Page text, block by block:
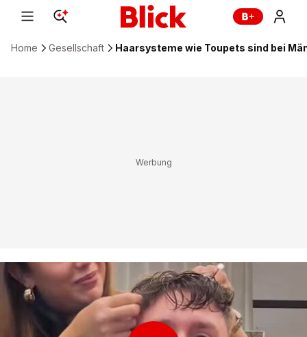
Home Gesellschaft Haarsysteme wie Toupets sind bei